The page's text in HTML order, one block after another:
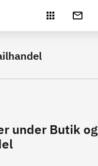
under Butik og